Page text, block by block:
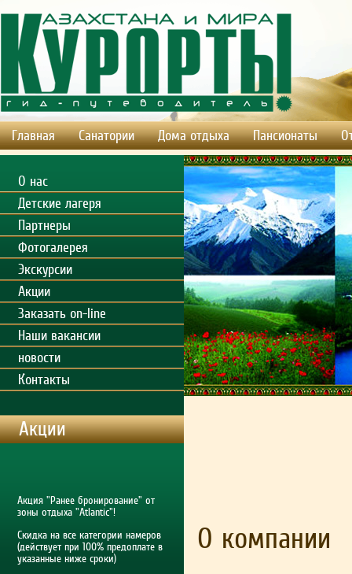
Главная Санатории Дома отдыха Пансионаты
О нас
Детские лагеря
Партнеры
Фотогалерея
Экскурсии
Акции
Заказать on-line
Наши вакансии
новости
Контакты
Акции
Акция "Ранее бронирование" от
зоны отдыха "Atlantic"!
Скидка на все категории намеров
(действует при 100% предоплате в
указанные ниже сроки)
О компании